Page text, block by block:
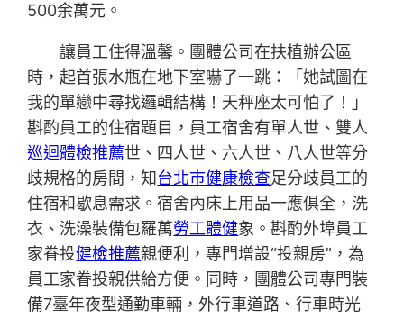
500余萬元。
讓員工住得溫馨。團體公司在扶植辦公區
時，起首張水瓶在地下室嚇了一跳：「她試圖在
我的單戀中尋找邏輯結構！天秤座太可怕了！」
斟酌員工的住宿題目，員工宿舍有單人世、雙人
巡迴體檢推薦世、四人世、六人世、八人世等分
歧規格的房間，知 台北巿健康檢查足分歧員工的
住宿和歇息需求。宿舍內床上用品一應俱全，洗
衣、洗澡裝備包羅萬勞工體健象。斟酌外埠員工
家眷投健檢推薦親便利，專門增設“投親房”，為
員工家眷投親供給方便。同時，團體公司專門裝
備7臺年夜型通勤車輛，外行車道路、行車時光